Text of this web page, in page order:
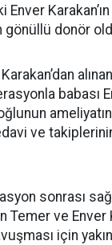
Enver
gönüllü donör
babası
ve
sonrası
Temer ve Enver
için